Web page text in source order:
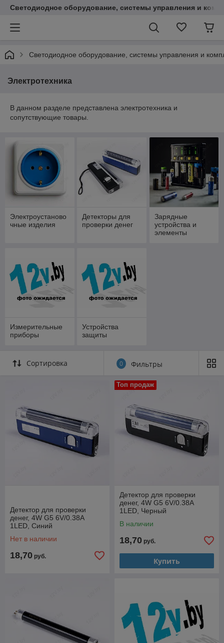
Светодиодное оборудование, системы управления и
Светодиодное оборудование, системы управления и
Электротехника
В данном разделе представлена электротехника и
сопутствующие товары.
Электроустаново
чные изделия
Детекторы для
проверки денег
Зарядные
устройства и
элементы
Измерительные
приборы
Устройства
защиты
Сортировка 0 Фильтры
Детектор для проверки
денег, 4W G5 6V/0.38A
1LED, Синий
Нет в наличии
18,70 руб.
Топ продаж
Детектор для проверки
денег, 4W G5 6V/0.38A
1LED, Черный
В наличии
18,70 руб.
Купить